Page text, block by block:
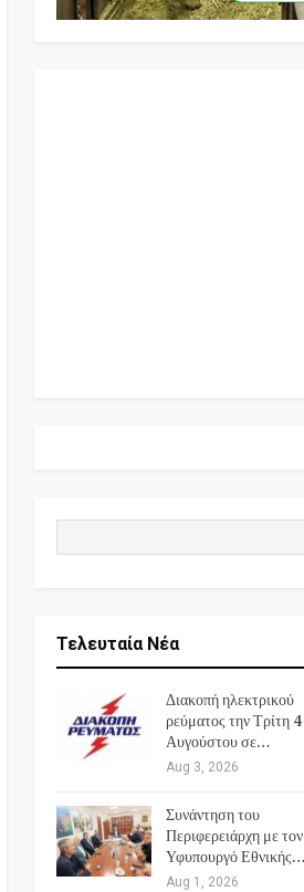
Τελευταία Νέα
Διακοπή ηλεκτρικού
ρεύματος την Τρίτη 4
Αυγούστου σε…
Aug 3, 2026
Συνάντηση του
Περιφερειάρχη με τον
Υφυπουργό Εθνικής…
Aug 1, 2026